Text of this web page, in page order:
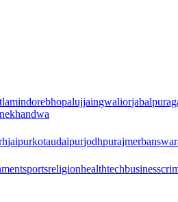
indorebhopalujjaingwaliorjabalpur
khandwa
jaipurkotaudaipurjodhpurajmer
sportsreligionhealthtechbusiness